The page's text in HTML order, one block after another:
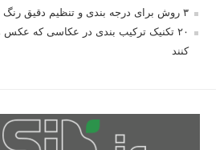
۳ روش برای درجه بندی و تنظیم دقیق رنگ در فتوشاپ
۲۰ تکنیک ترکیب بندی در عکاسی که
کنند